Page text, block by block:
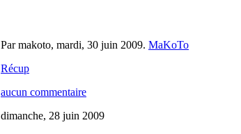
Par makoto, mardi, 30 juin 2009. MaKoTo
Récup
aucun commentaire
dimanche, 28 juin 2009